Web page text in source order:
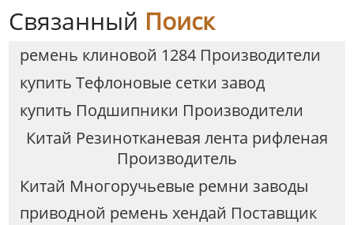
Связанный Поиск
ремень клиновой 1284 Производители
купить Tефлоновые сетки завод
купить Подшипники Производители
Китай Резинотканевая лента рифленая
Производитель
Китай Многоручьевые ремни заводы
приводной ремень хендай Поставщик